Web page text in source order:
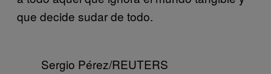
que decide sudar de todo.
Sergio Pérez/REUTERS